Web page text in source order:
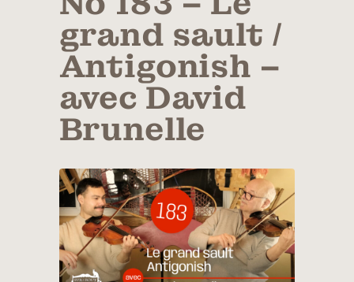
grand sault /
Antigonish –
avec David
Brunelle